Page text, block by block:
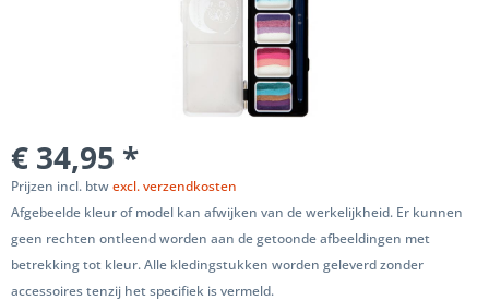
€ 34,95 *
Prijzen incl. btwexcl. verzendkosten
Afgebeelde kleur of model kan afwijken van de werkelijkheid. Er kunnen
geen rechten ontleend worden aan de getoonde afbeeldingen met
betrekking tot kleur. Alle kledingstukken worden geleverd zonder
accessoires tenzij het specifiek is vermeld.